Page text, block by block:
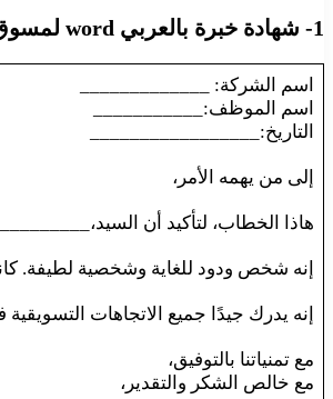
1- شهادة خبرة بالعربي word لمسوق مبيعات
اسم الشركة: _____________
اسم الموظف:___________
التاريخ:_________________
إلى من يهمه الأمر،
هاذا الخطاب، لتأكيد أن السيد،_____________ كان يعملنا في شركتنا،
إنه شخص ودود للغاية وشخصية لطيفة.
إنه يدرك جيدًا جميع الاتجاهات التسويقية
مع تمنياتنا بالتوفيق،
مع خالص الشكر والتقدير،